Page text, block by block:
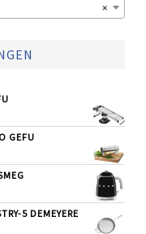
×
GEFU
5 DEMEYERE